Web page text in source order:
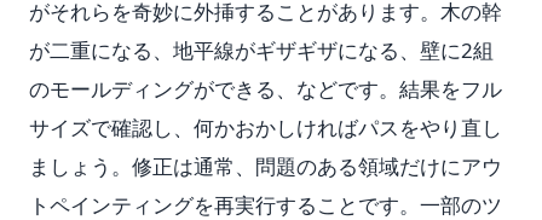
がそれらを奇妙に外挿することがあります。木の幹
が二重になる、地平線がギザギザになる、壁に2組
のモールディングができる、などです。結果をフル
サイズで確認し、何かおかしければパスをやり直し
ましょう。修正は通常、問題のある領域だけにアウ
トペインティングを再実行することです。一部のツ